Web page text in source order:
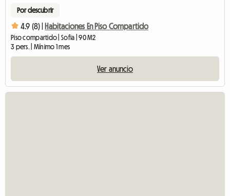
Por descubrir
4.9 (8) | Habitaciones En Piso Compartido
Piso compartido | Sofia | 90 M2
3 pers. | Mínimo 1 mes
Ver anuncio